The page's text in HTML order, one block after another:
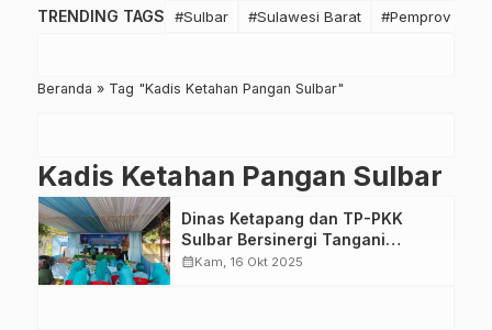
TRENDING TAGS #Sulbar #Sulawesi Barat #Pemprov
Beranda » Tag "Kadis Ketahan Pangan Sulbar"
Kadis Ketahan Pangan Sulbar
Dinas Ketapang dan TP-PKK
Sulbar Bersinergi Tangani
Masalah Gizi dan Stunting
calendar_monthKam, 16 Okt 2025